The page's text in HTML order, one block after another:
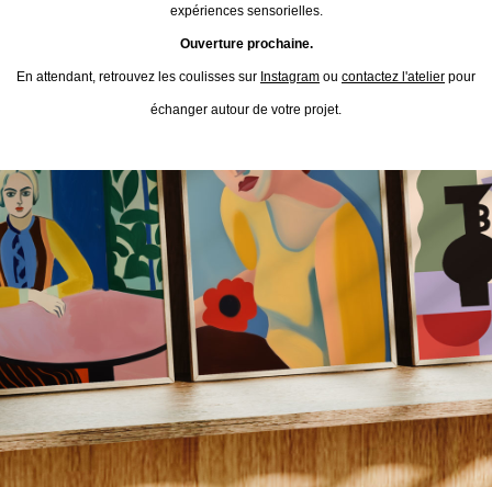
expériences sensorielles.
Ouverture prochaine.
En attendant, retrouvez les coulisses sur Instagram ou contactez l'atelier pour
échanger autour de votre projet.